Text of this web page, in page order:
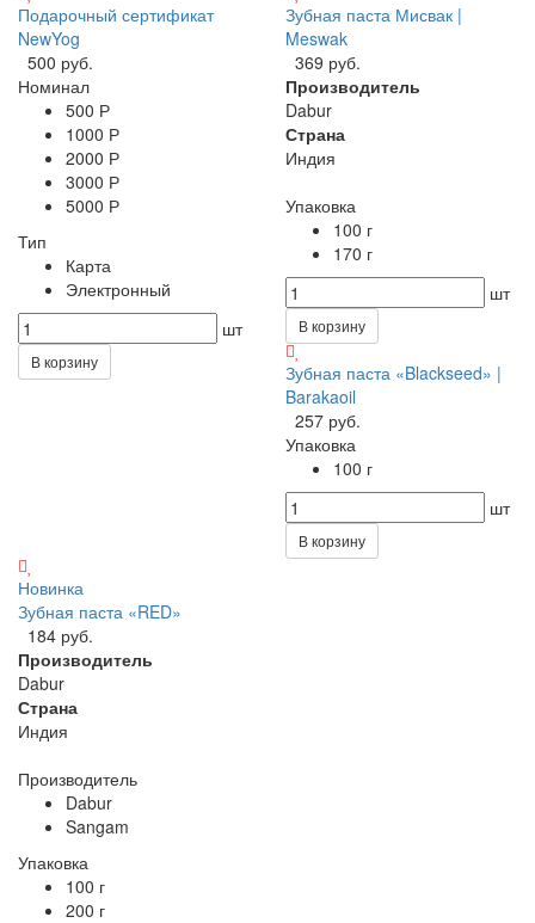
Подарочный сертификат
NewYog
500 руб.
Номинал
500 Р
1000 Р
2000 Р
3000 Р
5000 Р
Тип
Карта
Электронный
шт
В корзину
Зубная паста Мисвак |
Meswak
369 руб.
Производитель
Dabur
Страна
Индия
Упаковка
100 г
170 г
шт
В корзину
Зубная паста «Blackseed» |
Barakaoil
257 руб.
Упаковка
100 г
шт
В корзину
Новинка
Зубная паста «RED»
184 руб.
Производитель
Dabur
Страна
Индия
Производитель
Dabur
Sangam
Упаковка
100 г
200 г